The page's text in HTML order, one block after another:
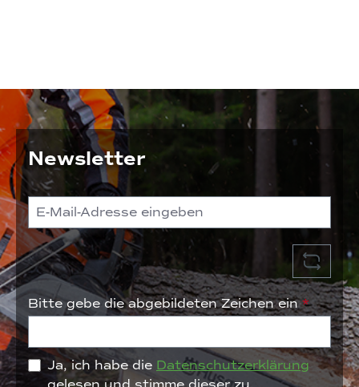
Newsletter
Bitte gebe die abgebildeten Zeichen ein*
Ja, ich habe die Datenschutzerklärung